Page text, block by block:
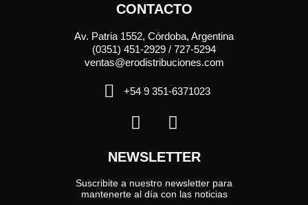
CONTACTO
Av. Patria 1552, Córdoba, Argentina
(0351) 451-2929 / 727-5294
ventas@erodistribuciones.com
+54 9 351-6371023
NEWSLETTER
Suscribite a nuestro newsletter para
mantenerte al día con las noticias